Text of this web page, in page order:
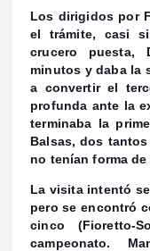
Los dirigidos por
el trámite, casi
crucero puesta,
minutos y daba la
a convertir el
profunda ante la
terminaba la
Balsas, dos
no tenían forma
La visita intentó
pero se encontró
cinco (Fioretto-
campeonato.